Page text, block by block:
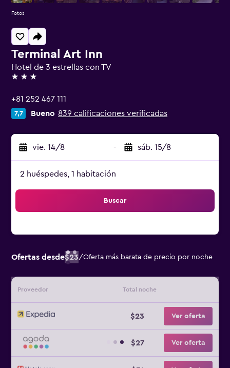
Terminal Art Inn
Hotel de 3 estrellas con TV
3 estrellas
+81 252 467 111
7,7 Bueno 839 calificaciones verificadas
vie. 14/8 - sáb. 15/8
2 huéspedes, 1 habitación
Buscar
Ofertas desde$23/Oferta más barata de precio por noche
Proveedor Total noche
$23 Ver oferta
$27 Ver oferta
Fotos